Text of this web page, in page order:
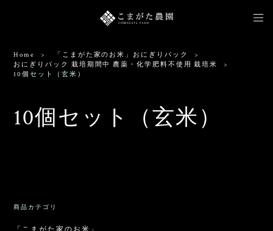
Home
「こまがた家のお米」おにぎりパック
おにぎりパック 栽培期間中 農薬・化学肥料不使用 栽培米
10個セット（玄米）
10個セット（玄米）
商品カテゴリ